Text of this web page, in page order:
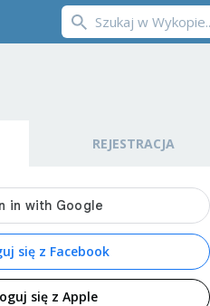
REJESTRACJA
się z Facebook
się z Apple